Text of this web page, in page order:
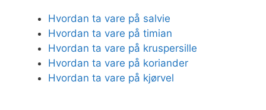
Hvordan ta vare på salvie
Hvordan ta vare på timian
Hvordan ta vare på kruspersille
Hvordan ta vare på koriander
Hvordan ta vare på kjørvel